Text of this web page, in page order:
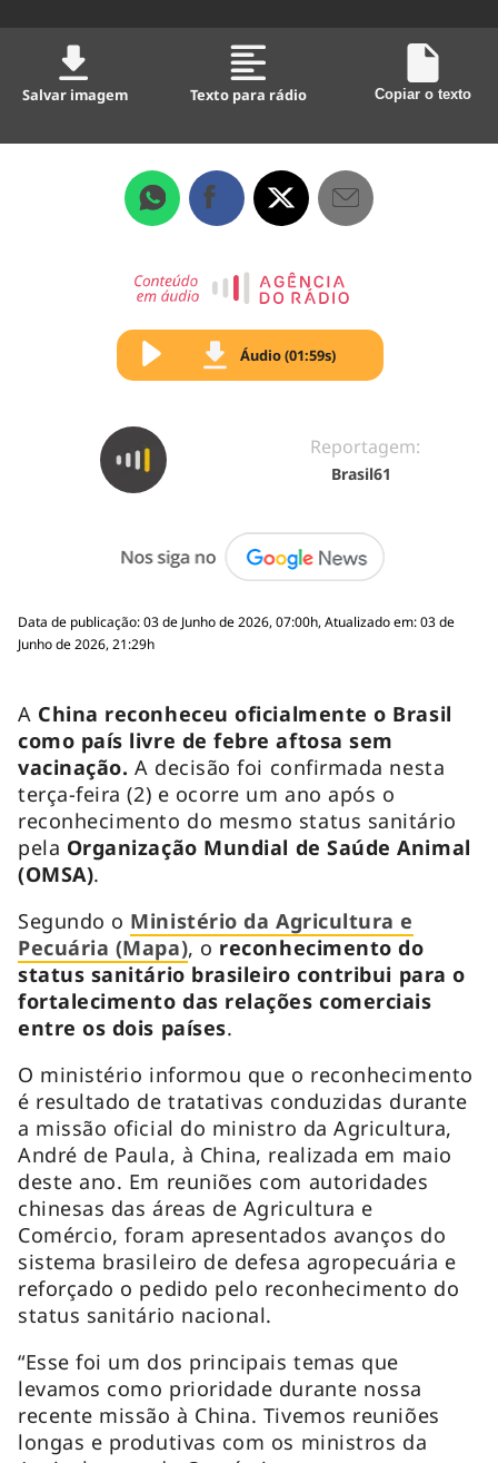
Salvar imagem Texto para rádio Copiar o texto
Áudio (01:59s)
Reportagem:
Brasil61
Data de publicação: 03 de Junho de 2026, 07:00h, Atualizado em: 03 de
Junho de 2026, 21:29h
A China reconheceu oficialmente o Brasil
como país livre de febre aftosa sem
vacinação. A decisão foi confirmada nesta
terça-feira (2) e ocorre um ano após o
reconhecimento do mesmo status sanitário
pela Organização Mundial de Saúde Animal
(OMSA).
Segundo o Ministério da Agricultura e
Pecuária (Mapa), o reconhecimento do
status sanitário brasileiro contribui para o
fortalecimento das relações comerciais
entre os dois países.
O ministério informou que o reconhecimento
é resultado de tratativas conduzidas durante
a missão oficial do ministro da Agricultura,
André de Paula, à China, realizada em maio
deste ano. Em reuniões com autoridades
chinesas das áreas de Agricultura e
Comércio, foram apresentados avanços do
sistema brasileiro de defesa agropecuária e
reforçado o pedido pelo reconhecimento do
status sanitário nacional.
“Esse foi um dos principais temas que
levamos como prioridade durante nossa
recente missão à China. Tivemos reuniões
longas e produtivas com os ministros da